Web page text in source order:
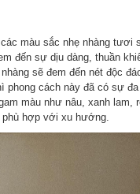
màu sắc nhẹ nhàng tươi
đến sự dịu dàng, thuần
sẽ đem đến nét độc
cách này đã có sự
màu như nâu, xanh lam,
phù hợp với xu hướng.